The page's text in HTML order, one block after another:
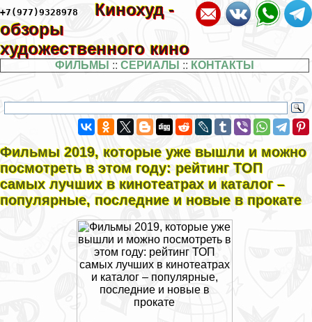
+7(977)9328978
Кинохуд -
обзоры
художественного кино
ФИЛЬМЫ :: СЕРИАЛЫ :: КОНТАКТЫ
Фильмы 2019, которые уже вышли и можно
посмотреть в этом году: рейтинг ТОП
самых лучших в кинотеатрах и каталог –
популярные, последние и новые в прокате